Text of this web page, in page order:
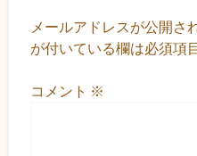
メールアドレスが公開さ
が付いている欄は必須項
コメント ※